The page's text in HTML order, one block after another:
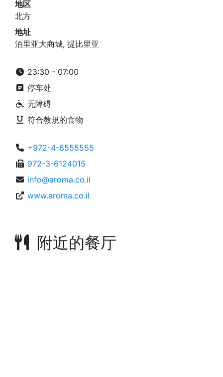
地区
北方
地址
泊里亚大商城, 提比里亚
23:30 - 07:00
停车处
无障碍
符合教規的食物
+972-4-8555555
972-3-6124015
info@aroma.co.il
www.aroma.co.il
附近的餐厅